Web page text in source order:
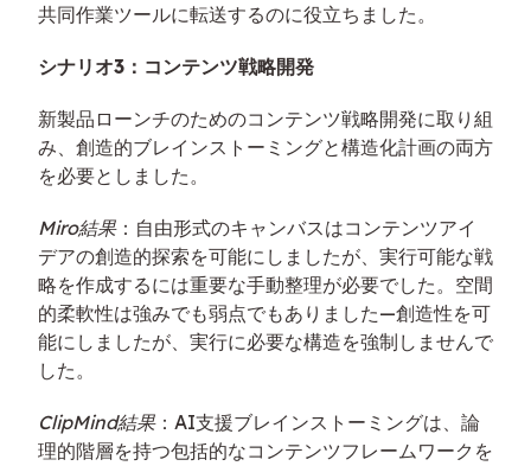
共同作業ツールに転送するのに役立ちました。
シナリオ3：コンテンツ戦略開発
新製品ローンチのためのコンテンツ戦略開発に取り組
み、創造的ブレインストーミングと構造化計画の両方
を必要としました。
Miro結果：自由形式のキャンバスはコンテンツアイ
デアの創造的探索を可能にしましたが、実行可能な戦
略を作成するには重要な手動整理が必要でした。空間
的柔軟性は強みでも弱点でもありました—創造性を可
能にしましたが、実行に必要な構造を強制しませんで
した。
ClipMind結果：AI支援ブレインストーミングは、論
理的階層を持つ包括的なコンテンツフレームワークを